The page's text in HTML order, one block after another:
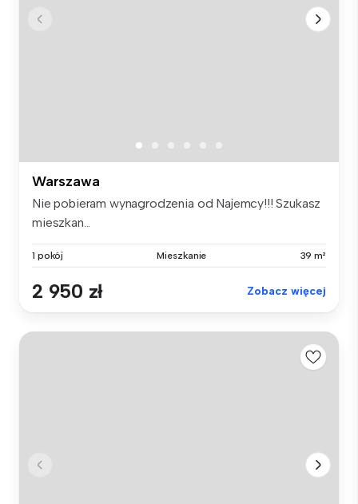
Warszawa
Nie pobieram wynagrodzenia od Najemcy!!! Szukasz
mieszkan...
1 pokój Mieszkanie 39 m²
2 950 zł Zobacz więcej